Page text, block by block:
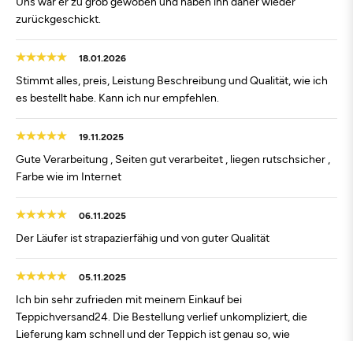
zurückgeschickt.
18.01.2026
Stimmt alles, preis, Leistung Beschreibung und Qualität, wie ich
es bestellt habe. Kann ich nur empfehlen.
19.11.2025
Gute Verarbeitung , Seiten gut verarbeitet , liegen rutschsicher ,
Farbe wie im Internet
06.11.2025
Der Läufer ist strapazierfähig und von guter Qualität
05.11.2025
Ich bin sehr zufrieden mit meinem Einkauf bei
Teppichversand24. Die Bestellung verlief unkompliziert, die
Lieferung kam schnell und der Teppich ist genau so, wie